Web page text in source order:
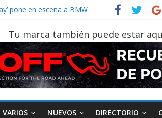
pone en escena a BMW
7 provincias en 8 días
las rutas de La Vuelta
Tu marca también puede estar
VARIOS NUEVOS DIRECTORIO